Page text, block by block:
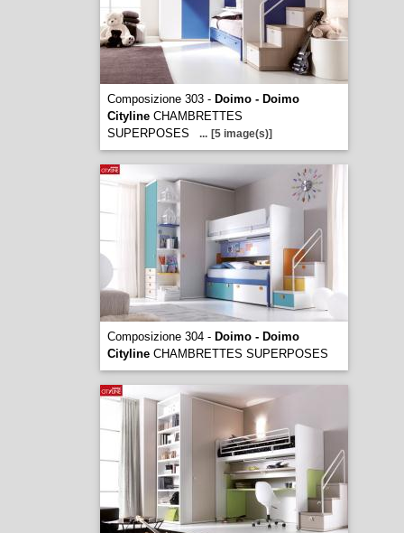
Composizione 303 - Doimo - Doimo
CitylineCHAMBRETTES
SUPERPOSES
... [5 image(s)]
Composizione 304 - Doimo - Doimo
CitylineCHAMBRETTES SUPERPOSES